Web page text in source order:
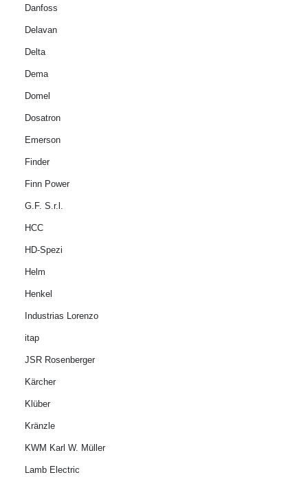
Danfoss
Delavan
Delta
Dema
Domel
Dosatron
Emerson
Finder
Finn Power
G.F. S.r.l.
HCC
HD-Spezi
Helm
Henkel
Industrias Lorenzo
itap
JSR Rosenberger
Kärcher
Klüber
Kränzle
KWM Karl W. Müller
Lamb Electric